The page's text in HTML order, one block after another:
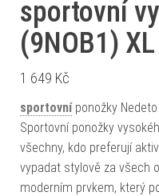
sportovní
(9NOB1) XL
1 649 Kč
sportovníponožky
Sportovní ponožky
všechny, kdo preferují
vypadat stylově za všech
moderním prvkem, který